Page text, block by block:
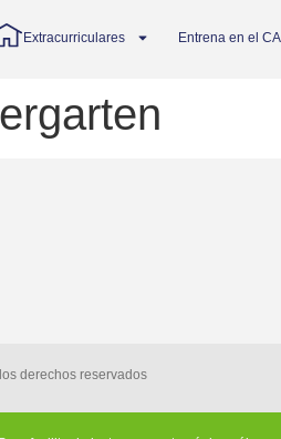
Extracurriculares Entrena en el
derechos reservados